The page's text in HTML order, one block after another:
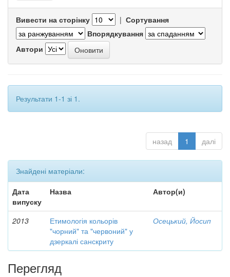
Вивести на сторінку | Сортування
Впорядкування
Автори
Результати 1-1 зі 1.
назад 1 далі
Знайдені матеріали:
Дата
випуску
Назва Автор(и)
2013
Етимологія кольорів
"чорний" та "червоний" у
дзеркалі санскриту
Осецький, Йосип
Перегляд